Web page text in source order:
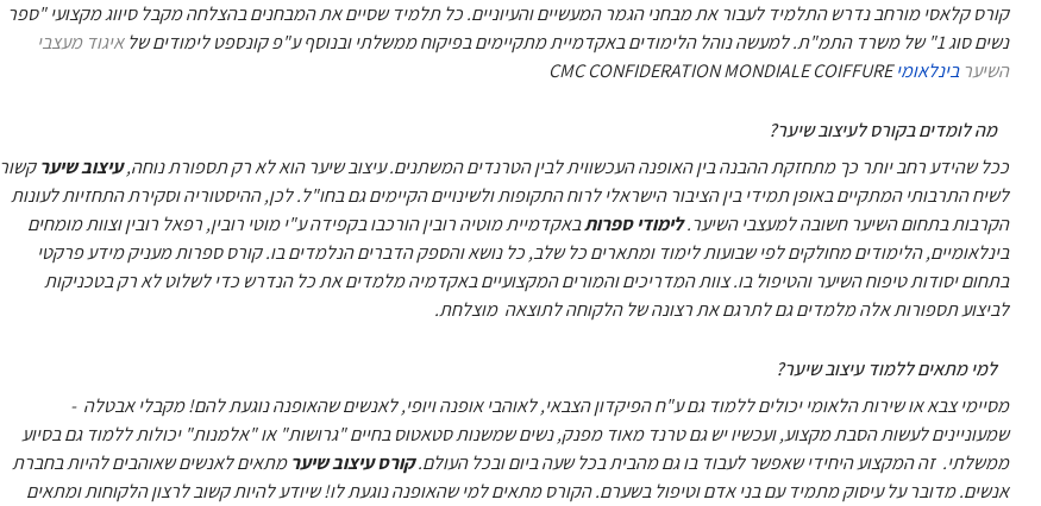
קורס קלאסי מורחב נדרש התלמיד לעבור את מבחני הגמר המעשיים והעיוניים. כל תלמיד שסיים את המבחנים בהצלחה מקבל סיווג מקצועי "ספר
נשים סוג 1" של משרד התמ"ת. למעשה נוהל הלימודים באקדמיית מתקיימים בפיקוח ממשלתי ובנוסף ע"פ קונספט לימודים של
איגוד מעצבי
השיערבינלאומיCMC CONFIDERATION MONDIALE COIFFURE
מה לומדים בקורס לעיצוב שיער?
ככל שהידע רחב יותר כך מתחזקת ההבנה בין האופנה העכשווית לבין הטרנדים המשתנים. עיצוב שיער הוא לא רק תספורת נוחה,עיצוב שיערקשור
לשיח התרבותי המתקיים באופן תמידי בין הציבור הישראלי לרוח התקופות ולשינויים הקיימים גם בחו"ל. לכן, ההיסטוריה וסקירת התחזיות לעונות
הקרבות בתחום השיער חשובה למעצבי השיער.לימודי ספרותבאקדמיית מוטיה רובין הורכבו בקפידה ע"י מוטי רובין, רפאל רובין וצוות מומחים
בינלאומיים, הלימודים מחולקים לפי שבועות לימוד ומתארים כל שלב, כל נושא והספק הדברים הנלמדים בו. קורס ספרות מעניק מידע פרקטי
בתחום יסודות טיפוח השיער והטיפול בו. צוות המדריכים והמורים המקצועיים באקדמיה מלמדים את כל הנדרש כדי לשלוט לא רק בטכניקות
לביצוע תספורות אלה מלמדים גם לתרגם את רצונה של הלקוחה לתוצאה מוצלחת.
למי מתאים ללמוד עיצוב שיער?
מסיימי צבא או שירות הלאומי יכולים ללמוד גם ע"ח הפיקדון הצבאי, לאוהבי אופנה ויופי, לאנשים שהאופנה נוגעת להם! מקבלי אבטלה -
שמעוניינים לעשות הסבת מקצוע, ועכשיו יש גם טרנד מאוד מפנק, נשים שמשנות סטאטוס בחיים "גרושות" או "אלמנות" יכולות ללמוד גם בסיוע
ממשלתי. זה המקצוע היחידי שאפשר לעבוד בו גם מהבית בכל שעה ביום ובכל העולם.קורס עיצוב שיערמתאים לאנשים שאוהבים להיות בחברת
אנשים. מדובר על עיסוק מתמיד עם בני אדם וטיפול בשערם. הקורסמתאים למי שהאופנה נוגעת לו! שיודע להיות קשוב לרצון הלקוחות ומתאים